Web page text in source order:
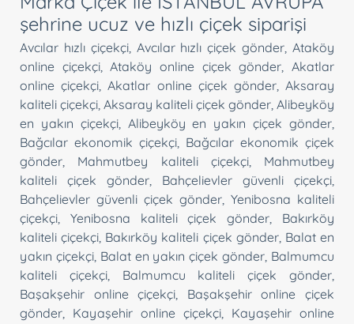
şehrine ucuz ve hızlı çiçek siparişi
Avcılar hızlı çiçekçi, Avcılar hızlı çiçek gönder ,Ataköy
online çiçekçi,Ataköy online çiçek gönder ,Akatlar
online çiçekçi ,Akatlar online çiçek gönder,Aksaray
kaliteli çiçekçi Aksaray kaliteli çiçek gönder Alibeyköy
en yakın çiçekçi, Alibeyköy en yakın çiçek gönder
Bağcılar ekonomik çiçekçi Bağcılar ekonomik çiçek
gönder
Mahmutbey kaliteli çiçekçi, Mahmutbey
kaliteli çiçek gönder
Bahçelievler güvenli çiçekçi
Bahçelievler güvenli çiçek gönder Yenibosna kaliteli
çiçekçi
Yenibosna kaliteli çiçek gönder
Bakırköy
kaliteli çiçekçi Bakırköy kaliteli çiçek gönder, Balat en
yakın çiçekçi, Balat en yakın çiçek gönder Balmumcu
kaliteli çiçekçi, Balmumcu kaliteli çiçek gönder
Başakşehir online çiçekçi
Başakşehir online çiçek
gönder
Kayaşehir online çiçekçi
Kayaşehir online